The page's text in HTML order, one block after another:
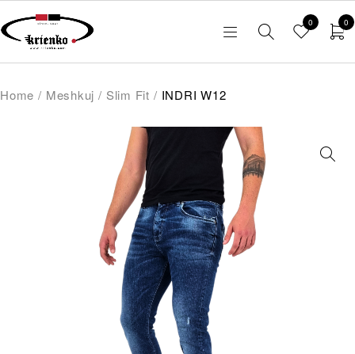
0 0
Home / Meshkuj / Slim Fit / INDRI W12